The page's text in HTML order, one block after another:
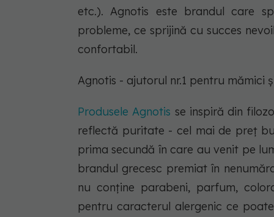
etc.). Agnotis este brandul care
probleme, ce sprijină cu succes
confortabil.
Agnotis - ajutorul nr.1 pentru mămici
Produsele Agnotis se inspiră din
reflectă puritate - cel mai de preț
prima secundă în care au venit pe
brandul grecesc premiat în
nu conține parabeni, parfum,
pentru caracterul alergenic ce